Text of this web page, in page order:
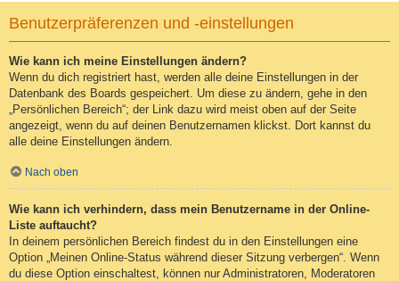
Benutzerpräferenzen und -einstellungen
Wie kann ich meine Einstellungen ändern?
Wenn du dich registriert hast, werden alle deine Einstellungen in der
Datenbank des Boards gespeichert. Um diese zu ändern, gehe in den
„Persönlichen Bereich“; der Link dazu wird meist oben auf der Seite
angezeigt, wenn du auf deinen Benutzernamen klickst. Dort kannst du
alle deine Einstellungen ändern.
Nach oben
Wie kann ich verhindern, dass mein Benutzername in der Online-
Liste auftaucht?
In deinem persönlichen Bereich findest du in den Einstellungen eine
Option „Meinen Online-Status während dieser Sitzung verbergen“. Wenn
du diese Option einschaltest, können nur Administratoren, Moderatoren